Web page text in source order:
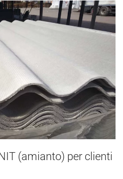
(amianto) per clienti